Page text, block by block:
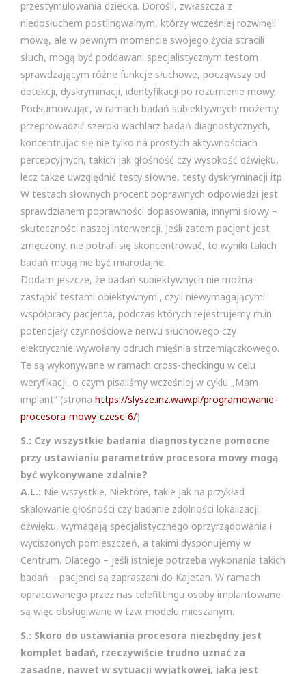
przestymulowania dziecka. Dorośli, zwłaszcza z
niedosłuchem postlingwalnym, którzy wcześniej rozwinęli
mowę, ale w pewnym momencie swojego życia stracili
słuch, mogą być poddawani specjalistycznym testom
sprawdzającym różne funkcje słuchowe, począwszy od
detekcji, dyskryminacji, identyfikacji po rozumienie mowy.
Podsumowując, w ramach badań subiektywnych możemy
przeprowadzić szeroki wachlarz badań diagnostycznych,
koncentrując się nie tylko na prostych aktywnościach
percepcyjnych, takich jak głośność czy wysokość dźwięku,
lecz także uwzględnić testy słowne, testy dyskryminacji itp.
W testach słownych procent poprawnych odpowiedzi jest
sprawdzianem poprawności dopasowania, innymi słowy –
skuteczności naszej interwencji. Jeśli zatem pacjent jest
zmęczony, nie potrafi się skoncentrować, to wyniki takich
badań mogą nie być miarodajne.
Dodam jeszcze, że badań subiektywnych nie można
zastąpić testami obiektywnymi, czyli niewymagającymi
współpracy pacjenta, podczas których rejestrujemy m.in.
potencjały czynnościowe nerwu słuchowego czy
elektrycznie wywołany odruch mięśnia strzemiączkowego.
Te są wykonywane w ramach cross-checkingu w celu
weryfikacji, o czym pisaliśmy wcześniej w cyklu „Mam
implant” (strona https://slysze.inz.waw.pl/programowanie-
procesora-mowy-czesc-6/).
S.: Czy wszystkie badania diagnostyczne pomocne
przy ustawianiu parametrów procesora mowy mogą
być wykonywane zdalnie?
A.L.: Nie wszystkie. Niektóre, takie jak na przykład
skalowanie głośności czy badanie zdolności lokalizacji
dźwięku, wymagają specjalistycznego oprzyrządowania i
wyciszonych pomieszczeń, a takimi dysponujemy w
Centrum. Dlatego – jeśli istnieje potrzeba wykonania takich
badań – pacjenci są zapraszani do Kajetan. W ramach
opracowanego przez nas telefittingu osoby implantowane
są więc obsługiwane w tzw. modelu mieszanym.
S.: Skoro do ustawiania procesora niezbędny jest
komplet badań, rzeczywiście trudno uznać za
zasadne, nawet w sytuacji wyjątkowej, jaką jest